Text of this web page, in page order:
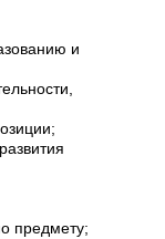
и
предмету;